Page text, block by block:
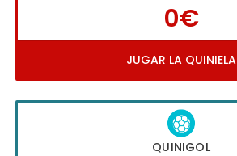
0€
JUGAR LA QUINIELA
QUINIGOL